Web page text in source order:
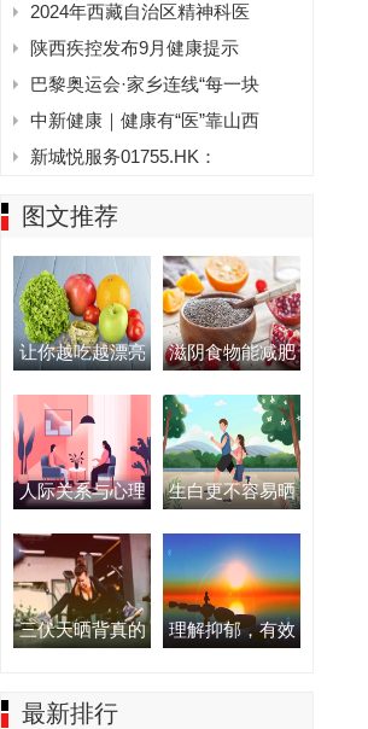
2024年西藏自治区精神科医
陕西疾控发布9月健康提示
巴黎奥运会·家乡连线“每一块
中新健康｜健康有“医”靠山西
新城悦服务01755.HK：
图文推荐
让你越吃越漂亮 滋阴食物能减肥
人际关系与心理 生白更不容易晒
三伏天晒背真的 理解抑郁，有效
最新排行